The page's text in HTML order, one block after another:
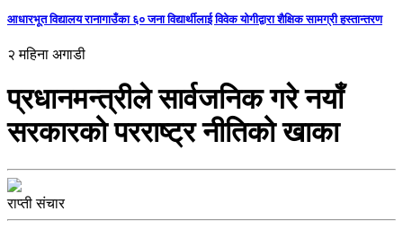
आधारभूत विद्यालय रानागाउँका ६० जना विद्यार्थीलाई विवेक योगीद्वारा शैक्षिक सामग्री हस्तान्तरण
२ महिना अगाडी
प्रधानमन्त्रीले सार्वजनिक गरे नयाँ
सरकारको परराष्ट्र नीतिको खाका
राप्ती संचार